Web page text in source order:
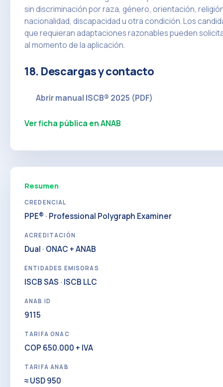
sin discriminación por raza, género, orientación,
nacionalidad, discapacidad u otra condición. Los
que requieran adaptaciones razonables pueden
al momento de la aplicación.
18. Descargas y contacto
Abrir manual ISCB® 2025 (PDF)
Ver ficha pública en ANAB
Resumen
CREDENCIAL
PPE® · Professional Polygraph Examiner
ACREDITACIÓN
Dual · ONAC + ANAB
ENTIDADES EMISORAS
ISCB SAS · ISCB LLC
ANAB ID
9115
TARIFA ONAC
COP 650.000 + IVA
TARIFA ANAB
≈ USD 950